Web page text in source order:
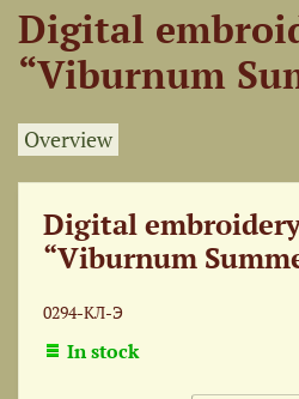
Digital
“Viburnum
Overview
Digital
“Viburnum
0294-КЛ-Э
In stock